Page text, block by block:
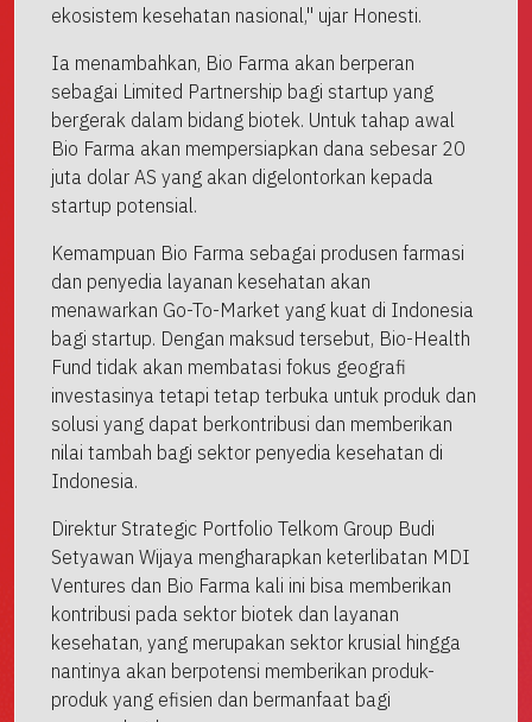
ekosistem kesehatan nasional," ujar Honesti.
Ia menambahkan, Bio Farma akan berperan
sebagai Limited Partnership bagi startup yang
bergerak dalam bidang biotek. Untuk tahap awal
Bio Farma akan mempersiapkan dana sebesar 20
juta dolar AS yang akan digelontorkan kepada
startup potensial.
Kemampuan Bio Farma sebagai produsen farmasi
dan penyedia layanan kesehatan akan
menawarkan Go-To-Market yang kuat di Indonesia
bagi startup. Dengan maksud tersebut, Bio-Health
Fund tidak akan membatasi fokus geografi
investasinya tetapi tetap terbuka untuk produk dan
solusi yang dapat berkontribusi dan memberikan
nilai tambah bagi sektor penyedia kesehatan di
Indonesia.
Direktur Strategic Portfolio Telkom Group Budi
Setyawan Wijaya mengharapkan keterlibatan MDI
Ventures dan Bio Farma kali ini bisa memberikan
kontribusi pada sektor biotek dan layanan
kesehatan, yang merupakan sektor krusial hingga
nantinya akan berpotensi memberikan produk-
produk yang efisien dan bermanfaat bagi